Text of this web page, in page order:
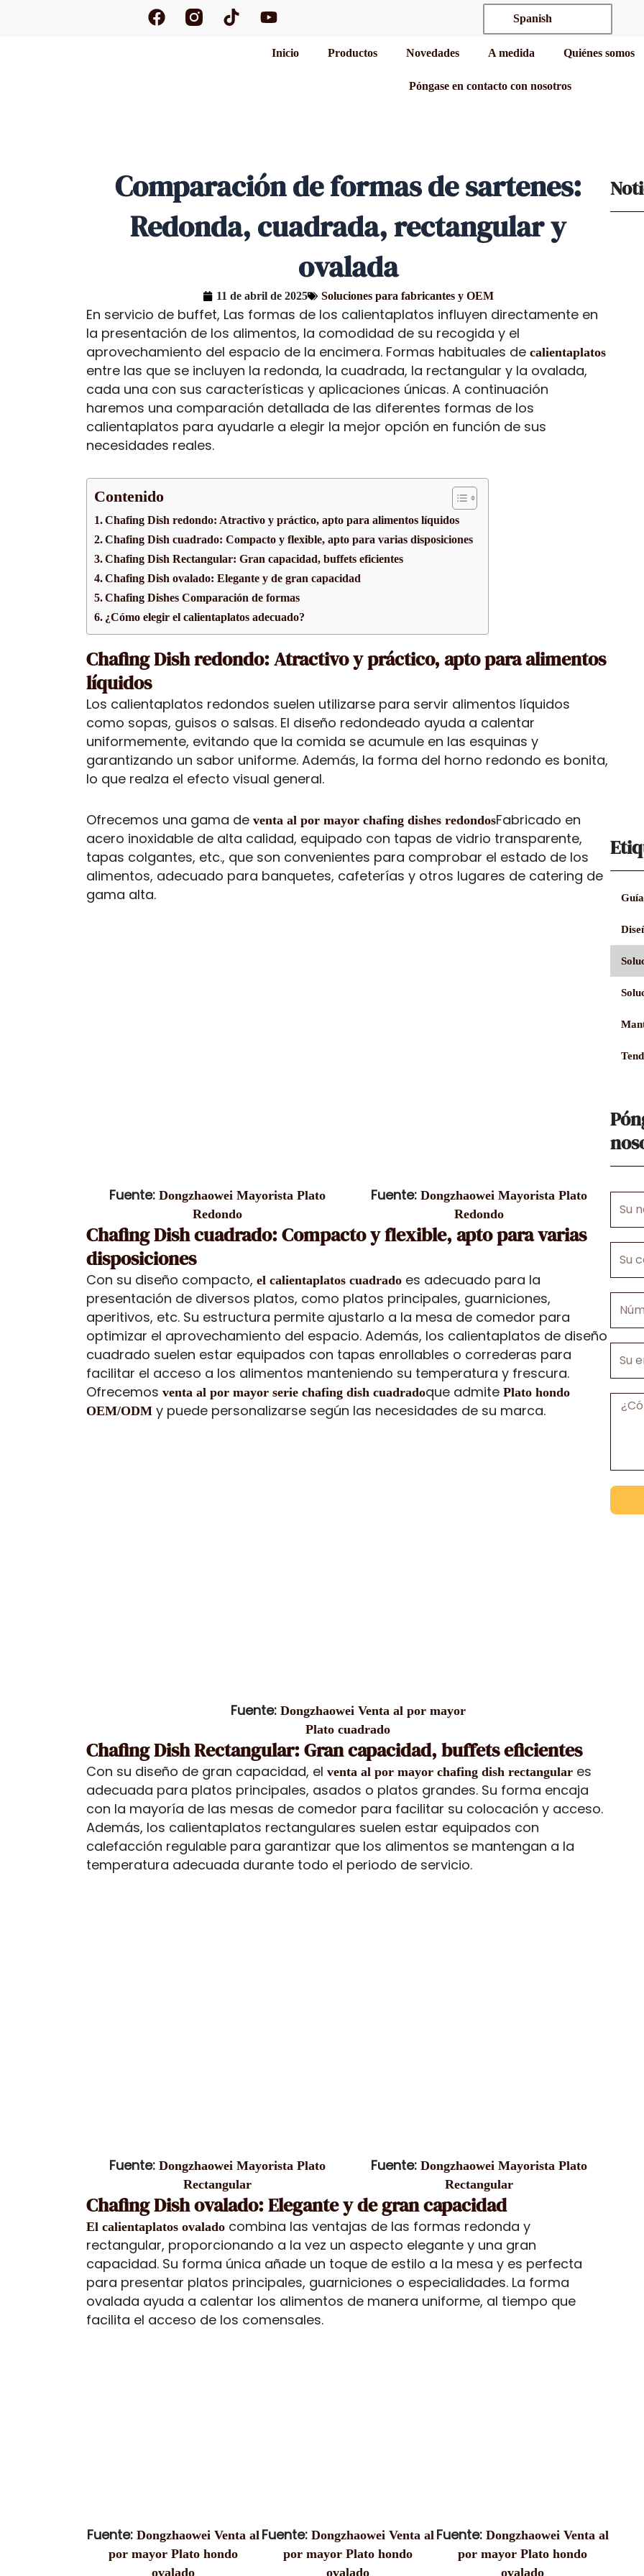
F
a
T
i
Y
o
t
Spanish
Inicio Productos Novedades A medida Quiénes somos
Póngase en contacto con nosotros
Comparación de formas de sartenes:
Redonda, cuadrada, rectangular y
ovalada
11 de abril de 2025 Soluciones para fabricantes y OEM
En servicio de buffet, Las formas de los calientaplatos influyen directamente en
la presentación de los alimentos, la comodidad de su recogida y el
aprovechamiento del espacio de la encimera. Formas habituales de calientaplatos
entre las que se incluyen la redonda, la cuadrada, la rectangular y la ovalada,
cada una con sus características y aplicaciones únicas. A continuación
haremos una comparación detallada de las diferentes formas de los
calientaplatos para ayudarle a elegir la mejor opción en función de sus
necesidades reales.
Contenido
Chafing Dish redondo: Atractivo y práctico, apto para alimentos líquidos
Chafing Dish cuadrado: Compacto y flexible, apto para varias disposiciones
Chafing Dish Rectangular: Gran capacidad, buffets eficientes
Chafing Dish ovalado: Elegante y de gran capacidad
Chafing Dishes Comparación de formas
¿Cómo elegir el calientaplatos adecuado?
Chafing Dish redondo: Atractivo y práctico, apto para alimentos
líquidos
Los calientaplatos redondos suelen utilizarse para servir alimentos líquidos
como sopas, guisos o salsas. El diseño redondeado ayuda a calentar
uniformemente, evitando que la comida se acumule en las esquinas y
garantizando un sabor uniforme. Además, la forma del horno redondo es bonita,
lo que realza el efecto visual general.
Ofrecemos una gama de venta al por mayor chafing dishes redondosFabricado en
acero inoxidable de alta calidad, equipado con tapas de vidrio transparente,
tapas colgantes, etc., que son convenientes para comprobar el estado de los
alimentos, adecuado para banquetes, cafeterías y otros lugares de catering de
gama alta.
Fuente: Dongzhaowei Mayorista Plato
Redondo
Fuente: Dongzhaowei Mayorista Plato
Redondo
Chafing Dish cuadrado: Compacto y flexible, apto para varias
disposiciones
Con su diseño compacto, el calientaplatos cuadrado es adecuado para la
presentación de diversos platos, como platos principales, guarniciones,
aperitivos, etc. Su estructura permite ajustarlo a la mesa de comedor para
optimizar el aprovechamiento del espacio. Además, los calientaplatos de diseño
cuadrado suelen estar equipados con tapas enrollables o correderas para
facilitar el acceso a los alimentos manteniendo su temperatura y frescura.
Ofrecemos venta al por mayor serie chafing dish cuadradoque admite Plato hondo
OEM/ODM y puede personalizarse según las necesidades de su marca.
Fuente: Dongzhaowei Venta al por mayor
Plato cuadrado
Chafing Dish Rectangular: Gran capacidad, buffets eficientes
Con su diseño de gran capacidad, el venta al por mayor chafing dish rectangular es
adecuada para platos principales, asados o platos grandes. Su forma encaja
con la mayoría de las mesas de comedor para facilitar su colocación y acceso.
Además, los calientaplatos rectangulares suelen estar equipados con
calefacción regulable para garantizar que los alimentos se mantengan a la
temperatura adecuada durante todo el periodo de servicio.
Fuente: Dongzhaowei Mayorista Plato
Rectangular
Fuente: Dongzhaowei Mayorista Plato
Rectangular
Chafing Dish ovalado: Elegante y de gran capacidad
El calientaplatos ovalado combina las ventajas de las formas redonda y
rectangular, proporcionando a la vez un aspecto elegante y una gran
capacidad. Su forma única añade un toque de estilo a la mesa y es perfecta
para presentar platos principales, guarniciones o especialidades. La forma
ovalada ayuda a calentar los alimentos de manera uniforme, al tiempo que
facilita el acceso de los comensales.
Fuente:Dongzhaowei Venta al
por mayor Plato hondo
ovalado
Fuente:Dongzhaowei Venta al
por mayor Plato hondo
ovalado
Fuente:Dongzhaowei Venta al
por mayor Plato hondo
ovalado
correo
de